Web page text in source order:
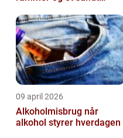
09 april 2026
Alkoholmisbrug når
alkohol styrer hverdagen